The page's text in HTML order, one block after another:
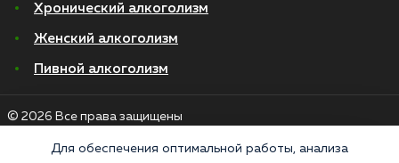
Хронический алкоголизм
Женский алкоголизм
Пивной алкоголизм
© 2026 Все права защищены
Политика конфиденциальности
Для обеспечения оптимальной работы, анализа